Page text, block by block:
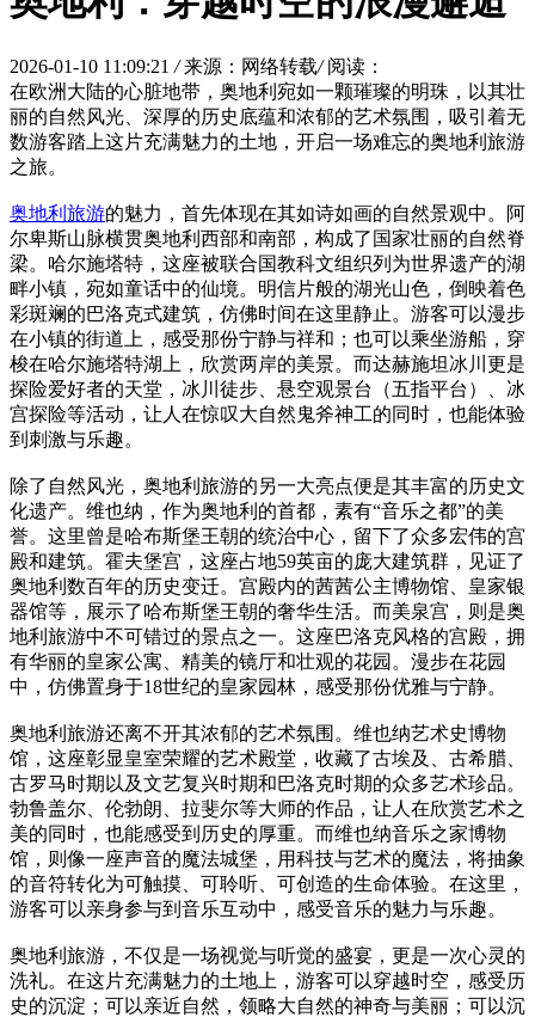
2026-01-10 11:09:21 / 来源：网络转载/ 阅读：
在欧洲大陆的心脏地带，奥地利宛如一颗璀璨的明珠，以其壮
丽的自然风光、深厚的历史底蕴和浓郁的艺术氛围，吸引着无
数游客踏上这片充满魅力的土地，开启一场难忘的奥地利旅游
之旅。
奥地利旅游的魅力，首先体现在其如诗如画的自然景观中。阿
尔卑斯山脉横贯奥地利西部和南部，构成了国家壮丽的自然脊
梁。哈尔施塔特，这座被联合国教科文组织列为世界遗产的湖
畔小镇，宛如童话中的仙境。明信片般的湖光山色，倒映着色
彩斑斓的巴洛克式建筑，仿佛时间在这里静止。游客可以漫步
在小镇的街道上，感受那份宁静与祥和；也可以乘坐游船，穿
梭在哈尔施塔特湖上，欣赏两岸的美景。而达赫施坦冰川更是
探险爱好者的天堂，冰川徒步、悬空观景台（五指平台）、冰
宫探险等活动，让人在惊叹大自然鬼斧神工的同时，也能体验
到刺激与乐趣。
除了自然风光，奥地利旅游的另一大亮点便是其丰富的历史文
化遗产。维也纳，作为奥地利的首都，素有“音乐之都”的美
誉。这里曾是哈布斯堡王朝的统治中心，留下了众多宏伟的宫
殿和建筑。霍夫堡宫，这座占地59英亩的庞大建筑群，见证了
奥地利数百年的历史变迁。宫殿内的茜茜公主博物馆、皇家银
器馆等，展示了哈布斯堡王朝的奢华生活。而美泉宫，则是奥
地利旅游中不可错过的景点之一。这座巴洛克风格的宫殿，拥
有华丽的皇家公寓、精美的镜厅和壮观的花园。漫步在花园
中，仿佛置身于18世纪的皇家园林，感受那份优雅与宁静。
奥地利旅游还离不开其浓郁的艺术氛围。维也纳艺术史博物
馆，这座彰显皇室荣耀的艺术殿堂，收藏了古埃及、古希腊、
古罗马时期以及文艺复兴时期和巴洛克时期的众多艺术珍品。
勃鲁盖尔、伦勃朗、拉斐尔等大师的作品，让人在欣赏艺术之
美的同时，也能感受到历史的厚重。而维也纳音乐之家博物
馆，则像一座声音的魔法城堡，用科技与艺术的魔法，将抽象
的音符转化为可触摸、可聆听、可创造的生命体验。在这里，
游客可以亲身参与到音乐互动中，感受音乐的魅力与乐趣。
奥地利旅游，不仅是一场视觉与听觉的盛宴，更是一次心灵的
洗礼。在这片充满魅力的土地上，游客可以穿越时空，感受历
史的沉淀；可以亲近自然，领略大自然的神奇与美丽；可以沉